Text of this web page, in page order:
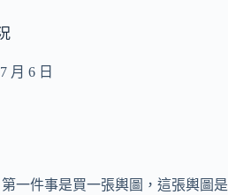
月 6 日
件事是買一張輿圖，這張輿圖是